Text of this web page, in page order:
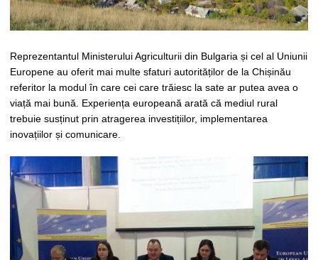
Reprezentantul Ministerului Agriculturii din Bulgaria și cel al Uniunii
Europene au oferit mai multe sfaturi autorităților de la Chișinău
referitor la modul în care cei care trăiesc la sate ar putea avea o
viață mai bună. Experiența europeană arată că mediul rural
trebuie susținut prin atragerea investițiilor, implementarea
inovațiilor și comunicare.